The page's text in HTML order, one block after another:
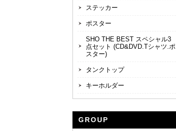
ステッカー
ポスター
SHO THE BEST スペシャル3
点セット (CD&DVD.Tシャツ.ポ
スター)
タンクトップ
キーホルダー
GROUP